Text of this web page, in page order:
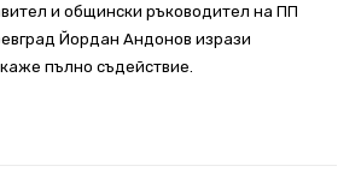
и общински ръководител на ПП
Йордан Андонов изрази
пълно съдействие.